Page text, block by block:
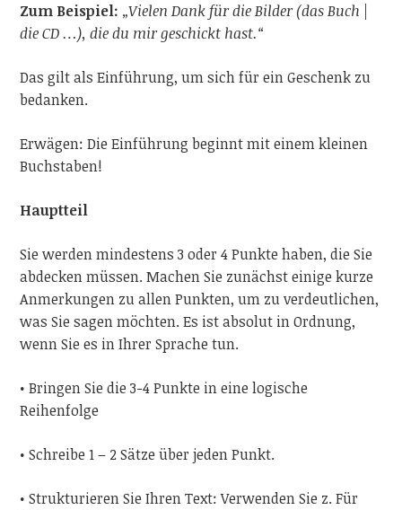
Zum Beispiel: „Vielen Dank für die Bilder (das Buch |
die CD …), die du mir geschickt hast.“
Das gilt als Einführung, um sich für ein Geschenk zu
bedanken.
Erwägen: Die Einführung beginnt mit einem kleinen
Buchstaben!
Hauptteil
Sie werden mindestens 3 oder 4 Punkte haben, die Sie
abdecken müssen. Machen Sie zunächst einige kurze
Anmerkungen zu allen Punkten, um zu verdeutlichen,
was Sie sagen möchten. Es ist absolut in Ordnung,
wenn Sie es in Ihrer Sprache tun.
• Bringen Sie die 3-4 Punkte in eine logische
Reihenfolge
• Schreibe 1 – 2 Sätze über jeden Punkt.
• Strukturieren Sie Ihren Text: Verwenden Sie z. Für